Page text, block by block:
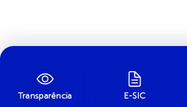
Transparência E-SIC